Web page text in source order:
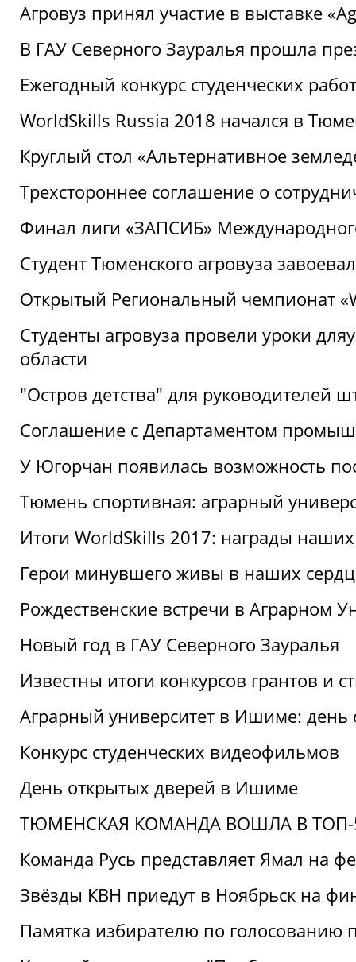
Агровуз принял участие в выставке
В ГАУ Северного Зауралья прошла
Ежегодный конкурс студенческих
WorldSkills Russia 2018 начался в
Круглый стол «Альтернативное
Трехстороннее соглашение о
Финал лиги «ЗАПСИБ»
Студент Тюменского агровуза
Открытый Региональный чемпионат
Студенты агровуза провели уроки
области
"Остров детства" для руководителей
Соглашение с Департаментом
У Югорчан появилась возможность
Тюмень спортивная: аграрный
Итоги WorldSkills 2017: награды наших
Герои минувшего живы в наших
Рождественские встречи в Аграрном
Новый год в ГАУ Северного Зауралья
Известны итоги конкурсов грантов и
Аграрный университет в Ишиме: день
Конкурс студенческих видеофильмов
День открытых дверей в Ишиме
ТЮМЕНСКАЯ КОМАНДА ВОШЛА В ТОП-
Команда Русь представляет Ямал на
Звёзды КВН приедут в Ноябрьск на
Памятка избирателю по голосованию